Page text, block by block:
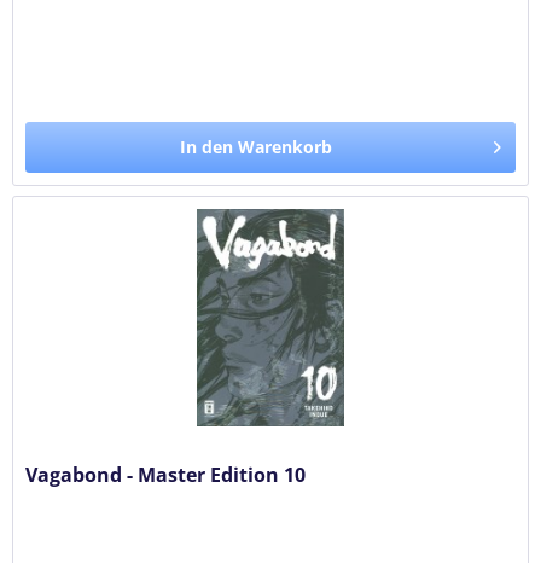
In den Warenkorb
Vagabond - Master Edition 10